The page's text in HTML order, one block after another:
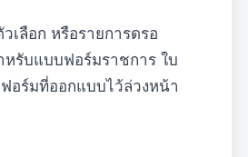
เลือก หรือรายการดรอ
หรับแบบฟอร์มราชการ ใบ
อร์มที่ออกแบบไว้ล่วงหน้า